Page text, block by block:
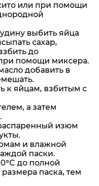
или при помощи
выбить яйца
сахар,
до
помощи миксера.
добавить в
к яйцам, взбитым с
а затем
изюм
и влажной
паски.
до полной
паска, тем